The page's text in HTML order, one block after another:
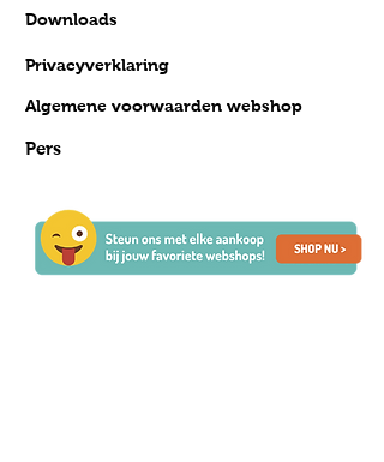
Downloads
Privacyverklaring
Algemene voorwaarden webshop
Pers